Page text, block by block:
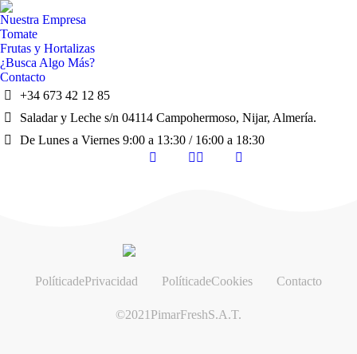
Nuestra Empresa
Tomate
Frutas y Hortalizas
¿Busca Algo Más?
Contacto
+34 673 42 12 85
Saladar y Leche s/n 04114 Campohermoso, Nijar, Almería.
De Lunes a Viernes 9:00 a 13:30 / 16:00 a 18:30
Política de Privacidad Política de Cookies Contacto
© 2021 Pimar Fresh S.A.T.